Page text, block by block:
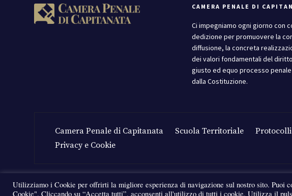
CAMERA PENALE DI
Ci impegniamo ogni giorno con
dedizione per promuovere la
diffusione, la concreta
dei valori fondamentali del
giusto ed equo processo
dalla Costituzione.
Camera Penale di Capitanata Scuola Territoriale Protocolli
Privacy e Cookie
Utilizziamo i Cookie per offrirti la migliore esperienza di navigazione sul nostro sito. Puoi
Cookie". Cliccando su “Accetta tutti”, acconsenti all'utilizzo di tutti i cookie. Utilizza il